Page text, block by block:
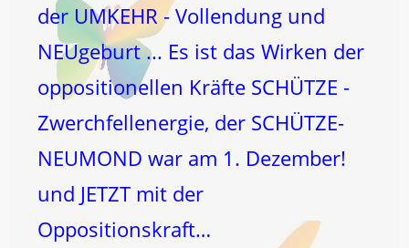
der UMKEHR - Vollendung und
NEUgeburt ... Es ist das Wirken der
oppositionellen Kräfte SCHÜTZE -
Zwerchfellenergie, der SCHÜTZE-
NEUMOND war am 1. Dezember!
und JETZT mit der
Oppositionskraft…